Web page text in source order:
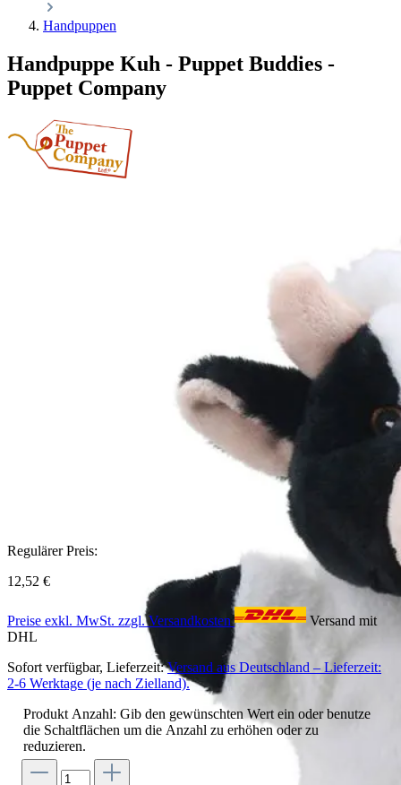
Handpuppen
Handpuppe Kuh - Puppet Buddies -
Puppet Company
Regulärer Preis:
12,52 €
Preise exkl. MwSt. zzgl. Versandkosten
Versand mit
DHL
Sofort verfügbar, Lieferzeit:Versand aus Deutschland – Lieferzeit:
2-6 Werktage (je nach Zielland).
Produkt Anzahl: Gib den gewünschten Wert ein oder benutze
die Schaltflächen um die Anzahl zu erhöhen oder zu
reduzieren.